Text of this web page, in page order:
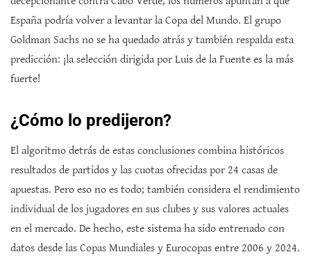
España podría volver a levantar la Copa del Mundo. El grupo
Goldman Sachs no se ha quedado atrás y también respalda esta
predicción: ¡la selección dirigida por Luis de la Fuente es la más
fuerte!
¿Cómo lo predijeron?
El algoritmo detrás de estas conclusiones combina históricos
resultados de partidos y las cuotas ofrecidas por 24 casas de
apuestas. Pero eso no es todo; también considera el rendimiento
individual de los jugadores en sus clubes y sus valores actuales
en el mercado. De hecho, este sistema ha sido entrenado con
datos desde las Copas Mundiales y Eurocopas entre 2006 y 2024.